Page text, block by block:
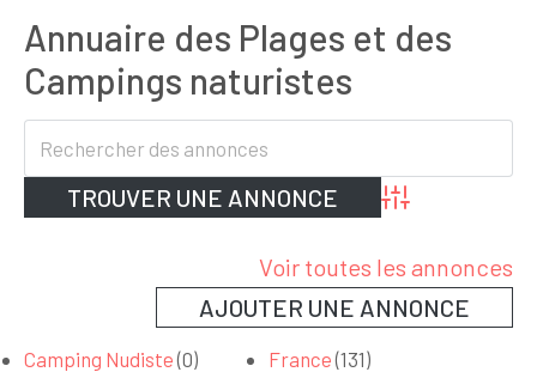
Annuaire des Plages et des
Campings naturistes
Advanced Search
Voir toutes les annonces
AJOUTER UNE ANNONCE
Camping Nudiste(0) France(131)